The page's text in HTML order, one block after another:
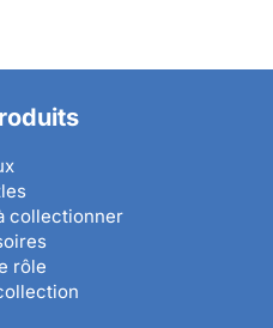
collectionner
rôle